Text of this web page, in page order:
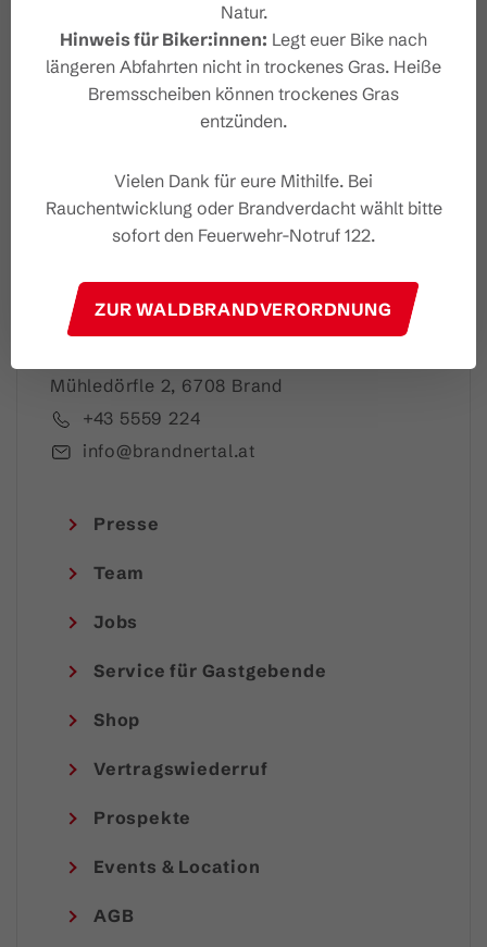
Dein Brandnertal Newslet
ter
Ich akzeptiere dieDatenschutzbestimmungen
Mühledörfle 2, 6708 Brand
+43 5559 224
info@brandnertal.at
Presse
Team
Jobs
Service für Gastgebende
Shop
Vertragswiederruf
Prospekte
Events & Location
AGB
Natur.
Hinweis für Biker:innen: Legt euer Bike nach
längeren Abfahrten nicht in trockenes Gras. Heiße
Bremsscheiben können trockenes Gras
entzünden.
Vielen Dank für eure Mithilfe. Bei
Rauchentwicklung oder Brandverdacht wählt bitte
sofort den Feuerwehr-Notruf 122.
ZUR WALDBRANDVERORDNUNG